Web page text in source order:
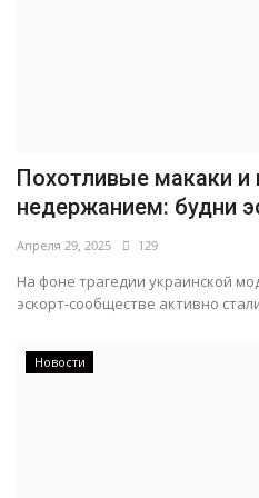
Похотливые макаки и
недержанием: будни
Апреля 29, 2025 129
На фоне трагедии украинской
эскорт-сообществе активно
Новости